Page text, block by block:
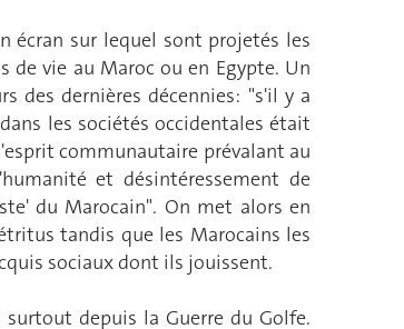
écran sur lequel sont projetés les
vie au Maroc ou en Egypte. Un
des dernières décennies: "s'il y a
les sociétés occidentales était
communautaire prévalant au
et désintéressement de
du Marocain". On met alors en
tandis que les Marocains les
sociaux dont ils jouissent.
depuis la Guerre du Golfe.